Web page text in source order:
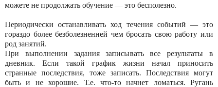
можете не продолжать обучение — это бесполезно.
Периодически останавливать ход течения событий — это
гораздо более безболезненней чем бросать свою работу или
род занятий.
При выполнении задания записывать все результаты в
дневник. Если такой график жизни начал приносить
странные последствия, тоже записать. Последствия могут
быть и не хорошие. Т.е. что-то начнет ломаться. Ругань